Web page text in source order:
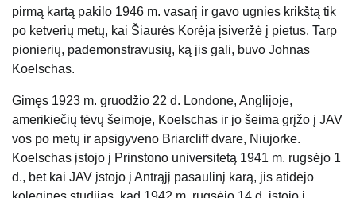
pirmą kartą pakilo 1946 m. ​​vasarį ir gavo ugnies krikštą tik
po ketverių metų, kai Šiaurės Korėja įsiveržė į pietus. Tarp
pionierių, pademonstravusių, ką jis gali, buvo Johnas
Koelschas.
Gimęs 1923 m. gruodžio 22 d. Londone, Anglijoje,
amerikiečių tėvų šeimoje, Koelschas ir jo šeima grįžo į JAV
vos po metų ir apsigyveno Briarcliff dvare, Niujorke.
Koelschas įstojo į Prinstono universitetą 1941 m. rugsėjo 1
d., bet kai JAV įstojo į Antrąjį pasaulinį karą, jis atidėjo